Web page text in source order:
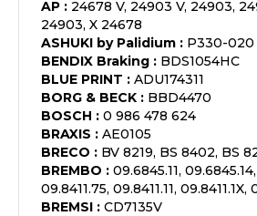
AP : 24678 V, 24903 V, 24903,
24903, X 24678
ASHUKI by Palidium : P330-020
BENDIX Braking : BDS1054HC
BLUE PRINT : ADU174311
BORG & BECK : BBD4470
BOSCH : 0 986 478 624
BRAXIS : AE0105
BRECO : BV 8219, BS 8402, BS
BREMBO : 09.6845.11,
09.8411.75, 09.8411.11, 09.8411.1X,
BREMSI : CD7135V